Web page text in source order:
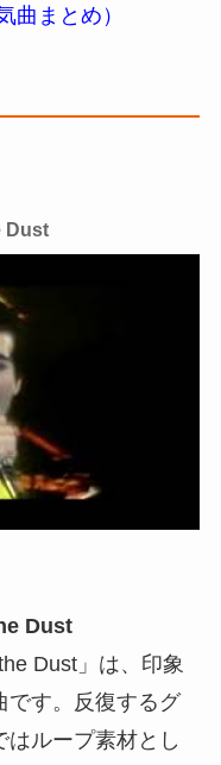
曲まとめ）
Dust
Dust
Dust」は、印象
です。反復するグ
ループ素材とし